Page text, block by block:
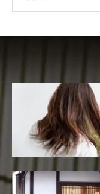
商品紹介